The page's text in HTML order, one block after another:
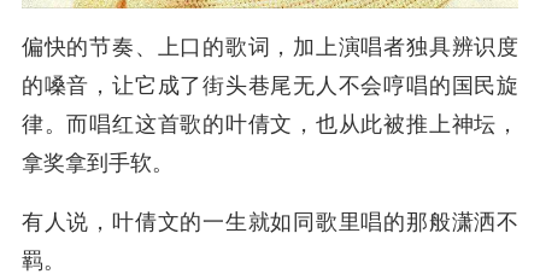
偏快的节奏、上口的歌词，加上演唱者独具辨识度
的嗓音，让它成了街头巷尾无人不会哼唱的国民旋
律。而唱红这首歌的叶倩文，也从此被推上神坛，
拿奖拿到手软。
有人说，叶倩文的一生就如同歌里唱的那般潇洒不
羁。